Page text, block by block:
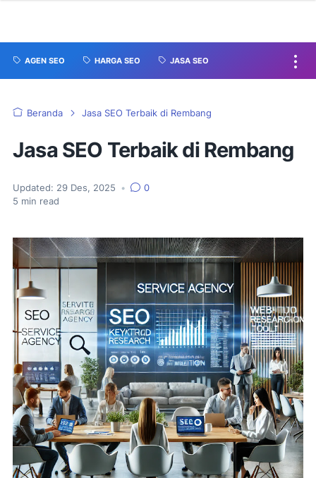
AGEN SEO HARGA SEO JASA SEO
Beranda Jasa SEO Terbaik di Rembang
Jasa SEO Terbaik di Rembang
Updated: 29 Des, 2025 •
0
5 min read